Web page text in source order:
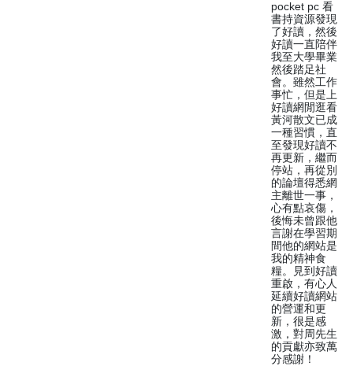
pocket pc 看
書持資源發現
了好讀，然後
好讀一直陪伴
我至大學畢業
然後踏足社
會。雖然工作
事忙，但是上
好讀網閒逛看
黃河散文已成
一種習慣，直
至發現好讀不
再更新，繼而
停站，再從別
的論壇得悉網
主離世一事，
心有點哀傷，
後悔未曾跟他
言謝在學習期
間他的網站是
我的精神食
糧。見到好讀
重啟，有心人
延續好讀網站
的營運和更
新，很是感
激，對周先生
的貢獻亦致萬
分感謝！